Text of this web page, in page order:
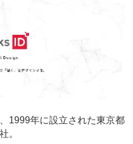
1999年に設立された東京都
。